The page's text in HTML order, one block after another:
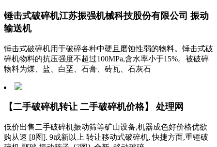
锤击式破碎机江苏振强机械科技股份有限公司 振动
输送机
锤击式破碎机用于破碎各种中硬且磨蚀性弱的物料。锤击式破
碎机物料的抗压强度不超过100MPa,含水率小于15%。被破碎
物料为煤、盐、白垩、石膏、砖瓦、石灰石
【二手破碎机转让 二手破碎机价格】 处理网
低价出售二手破碎机振动筛等矿山设备,机器成色好价格优欲
购从速 [8图]. 9成新以上 转让移动式破碎机, 快捷方面,重锤破